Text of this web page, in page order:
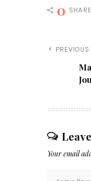
0
Your email